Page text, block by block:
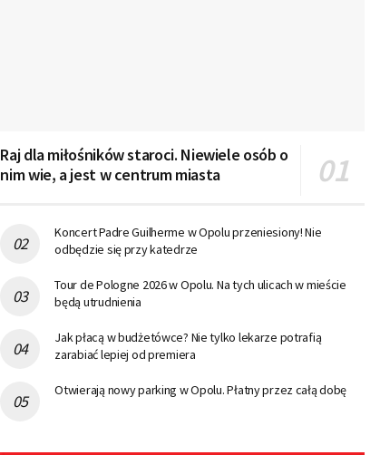
Raj dla miłośników staroci. Niewiele osób o
nim wie, a jest w centrum miasta
Koncert Padre Guilherme w Opolu przeniesiony! Nie
odbędzie się przy katedrze
Tour de Pologne 2026 w Opolu. Na tych ulicach w mieście
będą utrudnienia
Jak płacą w budżetówce? Nie tylko lekarze potrafią
zarabiać lepiej od premiera
Otwierają nowy parking w Opolu. Płatny przez całą dobę